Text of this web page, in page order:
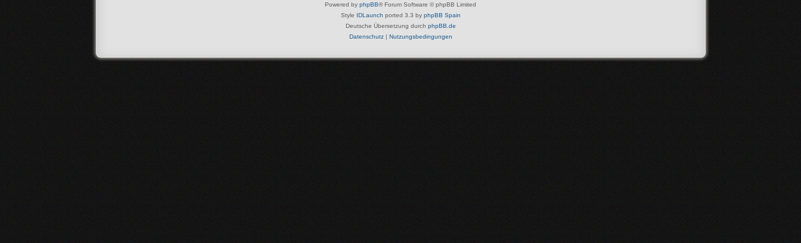
Powered by phpBB® Forum Software © phpBB Limited
Style IDLaunch ported 3.3 by phpBB Spain
Deutsche Übersetzung durch phpBB.de
Datenschutz| Nutzungsbedingungen